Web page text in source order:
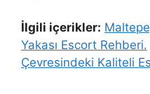
İlgili içerikler:
Yakası Escort Rehberi.
Çevresindeki Kaliteli